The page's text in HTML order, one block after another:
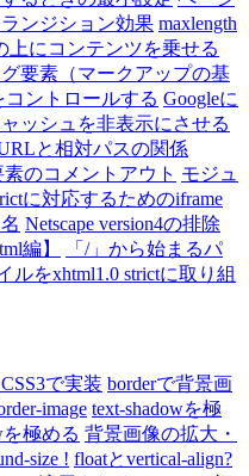
ンジション効果 maxlength
上にコンテンツを乗せる
要素（マークアップの基
コントロールする Googleに
ッシュを非表示にさせる
と相対パスの関係
素のコメントアウト モジュ
に対応するためのiframe
Netscape version4の排除
編】
「/」から始まるパ
ルをxhtml1.0 strictに取り組
で実装 borderで背景画
image text-shadowを極
を極める 背景画像の拡大・
size ! floatとvertical-align?